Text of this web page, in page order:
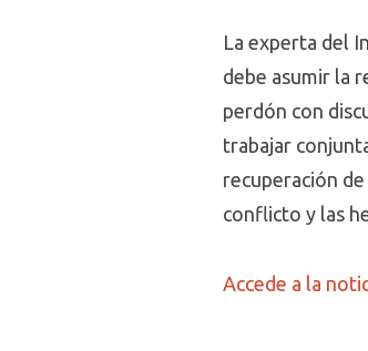
La experta del
debe asumir la
perdón con
trabajar
recuperación
conflicto y las
Accede a la